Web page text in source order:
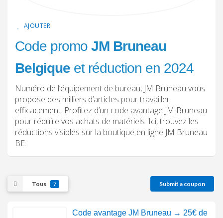
AJOUTER
Code promo JM Bruneau
Belgique et réduction en 2024
Numéro de l’équipement de bureau, JM Bruneau vous
propose des milliers d’articles pour travailler
efficacement. Profitez d’un code avantage JM Bruneau
pour réduire vos achats de matériels. Ici, trouvez les
réductions visibles sur la boutique en ligne JM Bruneau
BE.
Tous 7 Submit a coupon
Code avantage JM Bruneau → 25€ de